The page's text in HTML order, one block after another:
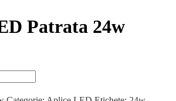
Patrata 24w